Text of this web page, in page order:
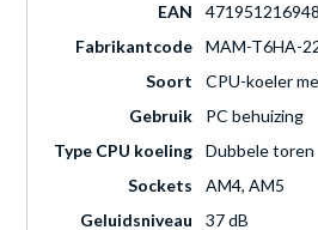
EAN
Fabrikantcode
MAM-T6HA-
Soort
CPU-koeler
Gebruik
PC behuizing
Type CPU koeling
Dubbele toren
Sockets
AM4, AM5
Geluidsniveau
37 dB